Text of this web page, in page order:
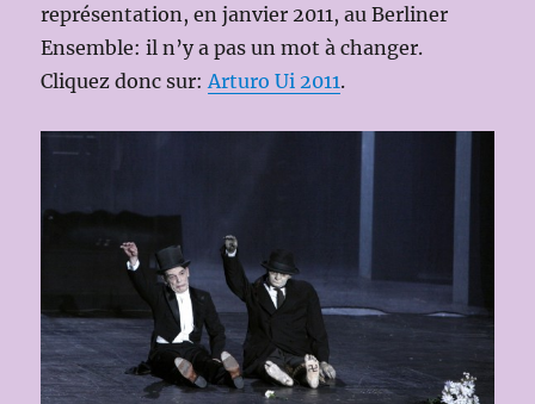
représentation, en janvier 2011, au Berliner
Ensemble: il n’y a pas un mot à changer.
Cliquez donc sur: Arturo Ui 2011.